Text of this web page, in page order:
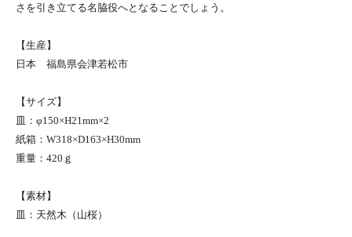
さを引き立てる名脇役へとなることでしょう。
【生産】
日本 福島県会津若松市
【サイズ】
皿：φ150×H21mm×2
紙箱：W318×D163×H30mm
重量：420ｇ
【素材】
皿：天然木（山桜）